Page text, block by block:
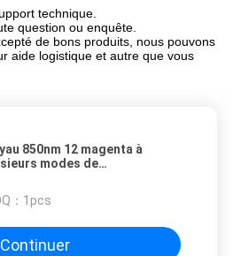
technique.
question ou enquête.
de bons produits, nous pouvons
aide logistique et autre que vous
850nm 12 magenta à
modes de
2m d'OM4 Mpo
： 1pcs
Continuer